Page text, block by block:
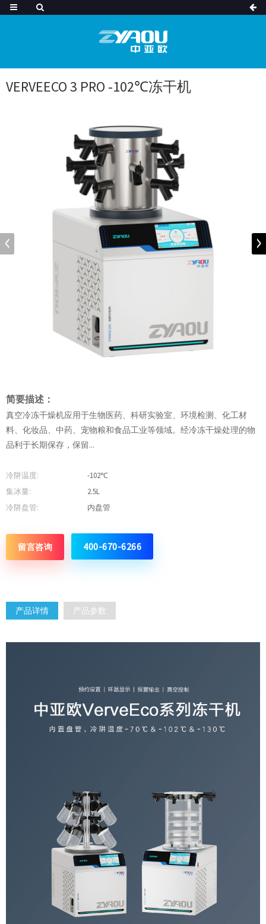
VERVEECO 3 PRO -102℃冻干机
简要描述：
真空冷冻干燥机应用于生物医药、科研实验室、环境检测、化工材
料、化妆品、中药、宠物粮和食品工业等领域。经冷冻干燥处理的物
品利于长期保存，保留...
冷阱温度:
-102℃
集冰量:
2.5L
冷阱盘管:
内盘管
留言咨询 400-670-6266
产品详情 产品参数